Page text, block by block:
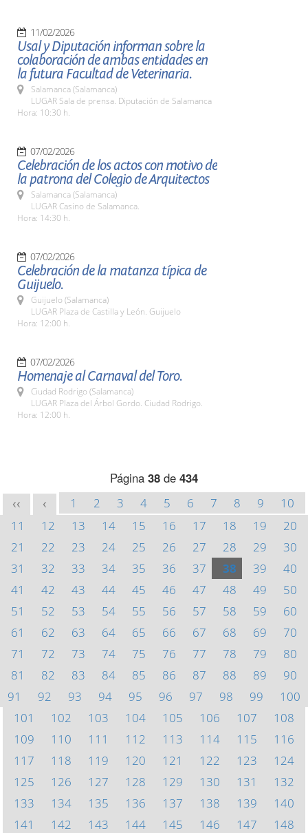
11/02/2026
Usal y Diputación informan sobre la
colaboración de ambas entidades en
la futura Facultad de Veterinaria.
Salamanca (Salamanca)
LUGAR Sala de prensa. Diputación de Salamanca
Hora: 10:30 h.
07/02/2026
Celebración de los actos con motivo de
la patrona del Colegio de Arquitectos
Salamanca (Salamanca)
LUGAR Casino de Salamanca.
Hora: 14:30 h.
07/02/2026
Celebración de la matanza típica de
Guijuelo.
Guijuelo (Salamanca)
LUGAR Plaza de Castilla y León. Guijuelo
Hora: 12:00 h.
07/02/2026
Homenaje al Carnaval del Toro.
Ciudad Rodrigo (Salamanca)
LUGAR Plaza del Árbol Gordo. Ciudad Rodrigo.
Hora: 12:00 h.
Página 38 de 434
<< < 1 2 3 4 5 6 7 8 9
10
11
12 13 14 15 16 17 18 19
20
21
22 23 24 25 26 27 28 29
30
31
32 33 34 35 36 37 38 39
40
41
42 43 44 45 46 47 48 49
50
51
52 53 54 55 56 57 58 59
60
61
62 63 64 65 66 67 68 69
70
71
72 73 74 75 76 77 78 79
80
81
82 83 84 85 86 87 88 89
90
91
92 93 94 95 96 97 98 99
100
101
102 103 104 105 106 107
108
109
110 111 112 113 114 115
116
117
118 119 120 121 122 123
124
125
126 127 128 129 130 131
132
133
134 135 136 137 138 139
140
141
142 143 144 145 146 147
148